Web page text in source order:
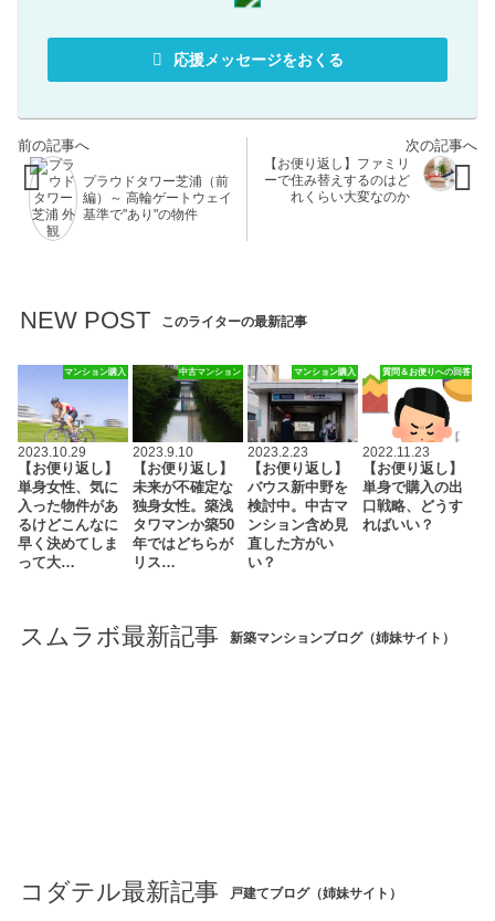
応援メッセージをおくる
プラウドタワー芝浦（前
編）～ 高輪ゲートウェイ
基準で"あり"の物件
【お便り返し】ファミリ
ーで住み替えするのはど
れくらい大変なのか
NEW POST このライターの最新記事
マンション購入
2023.10.29
【お便り返し】
単身女性、気に
入った物件があ
るけどこんなに
早く決めてしま
って大…
中古マンション
2023.9.10
【お便り返し】
未来が不確定な
独身女性。築浅
タワマンか築50
年ではどちらが
リス…
マンション購入
2023.2.23
【お便り返し】
バウス新中野を
検討中。中古マ
ンション含め見
直した方がい
い？
質問＆お便りへの回答
2022.11.23
【お便り返し】
単身で購入の出
口戦略、どうす
ればいい？
スムラボ最新記事 新築マンションブログ（姉妹サイト）
コダテル最新記事 戸建てブログ（姉妹サイト）